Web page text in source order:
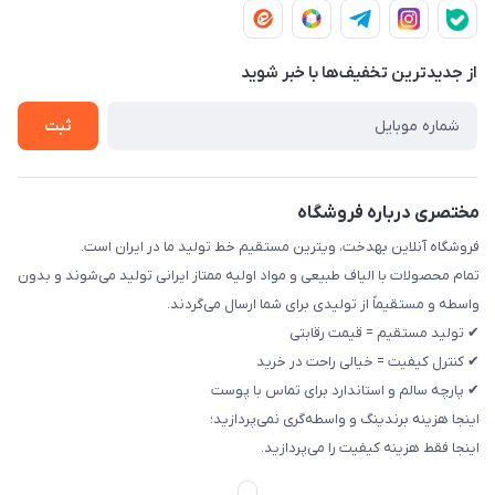
چپ پلاک 12 مجتمع تولیدی رخت بهدخت ایرانیان
تماس با ما
حریم خصوصی
راهنما
از جدید‌ترین تخفیف‌ها با‌ خبر شوید
ثبت
مختصری درباره فروشگاه
فروشگاه آنلاین بهدخت، ویترین مستقیم خط تولید ما در ایران است.
تمام محصولات با الیاف طبیعی و مواد اولیه ممتاز ایرانی تولید می‌شوند و بدون
واسطه و مستقیماً از تولیدی برای شما ارسال می‌گردند.
✔ تولید مستقیم = قیمت رقابتی
✔ کنترل کیفیت = خیالی راحت در خرید
✔ پارچه سالم و استاندارد برای تماس با پوست
اینجا هزینه برندینگ و واسطه‌گری نمی‌پردازید؛
اینجا فقط هزینه کیفیت را می‌پردازید.